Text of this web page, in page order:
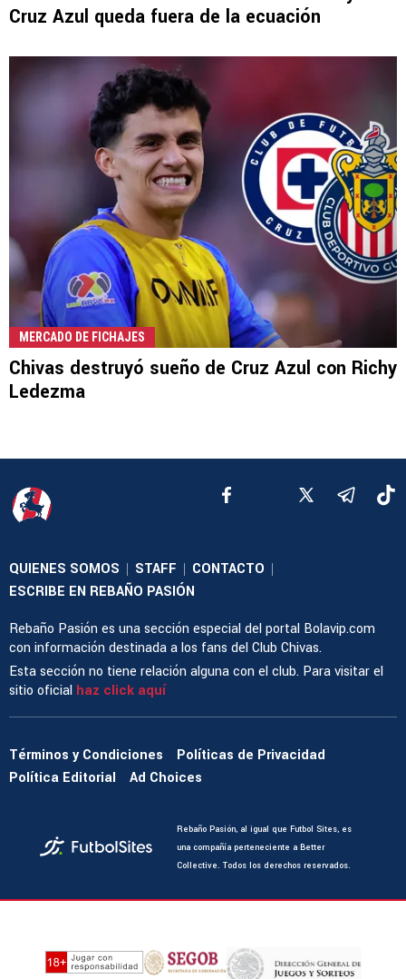
Cruz Azul queda fuera de la ecuación
MERCADO DE FICHAJES
Chivas destruyó sueño de Cruz Azul con Richy
Ledezma
QUIENES SOMOS | STAFF | CONTACTO |
ESCRIBE EN REBAÑO PASIÓN
Rebaño Pasión es una sección especial del portal Bolavip.com
con información destinada a los fans del Club Chivas.
Esta sección no tiene relación alguna con el club. Para visitar el
sitio oficial haz click aquí
Términos y Condiciones
Políticas de Privacidad
Política Editorial
Ad Choices
Rebaño Pasión, al igual que Futbol Sites, es
una compañía perteneciente a Better
Collective. Todos los derechos reservados.